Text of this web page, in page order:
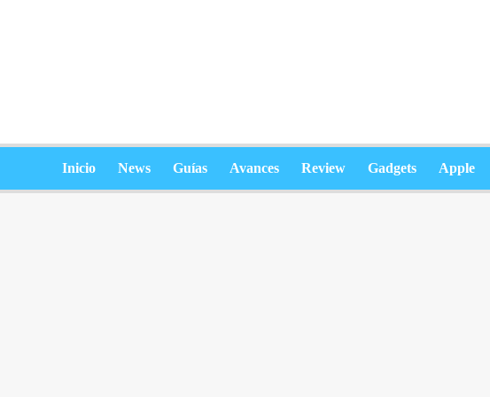
Inicio News Guías Avances Review Gadgets Apple